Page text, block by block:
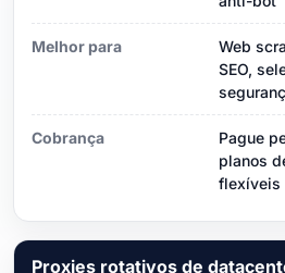
Melhor para
Web
SEO,
Cobrança
Pague
planos
flexíveis
Proxies rotativos de